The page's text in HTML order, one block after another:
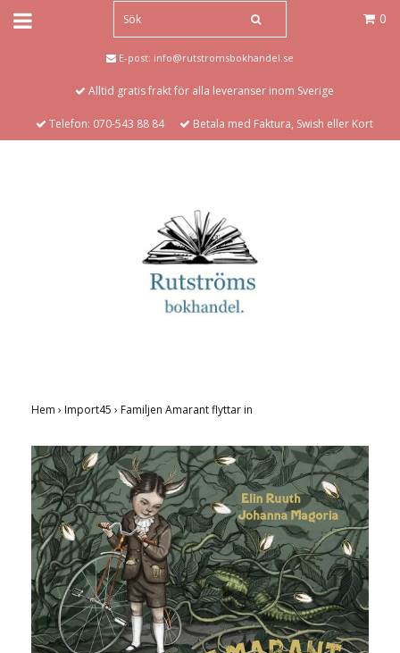
0
E-post: info@rutstromsbokhandel.se
Alltid gratis frakt för alla leveranser inom Sverige
Telefon: 070-543 88 84 Betala med Faktura, Swish eller Kort
Hem › Import45 › Familjen Amarant flyttar in